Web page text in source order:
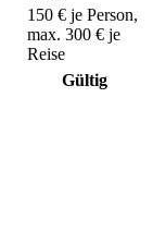
150 € je Person,
max. 300 € je
Reise
Gültig